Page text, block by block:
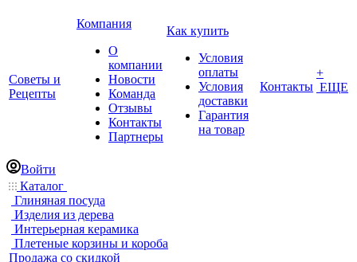
Советы и
Рецепты
Компания
О
компании
Новости
Команда
Отзывы
Контакты
Партнеры
Как купить
Условия
оплаты
Условия
доставки
Гарантия
на товар
Контакты
+
ЕЩЕ
Войти
Каталог
Глиняная посуда
Изделия из дерева
Интерьерная керамика
Плетеные корзины и короба
Продажа со скидкой